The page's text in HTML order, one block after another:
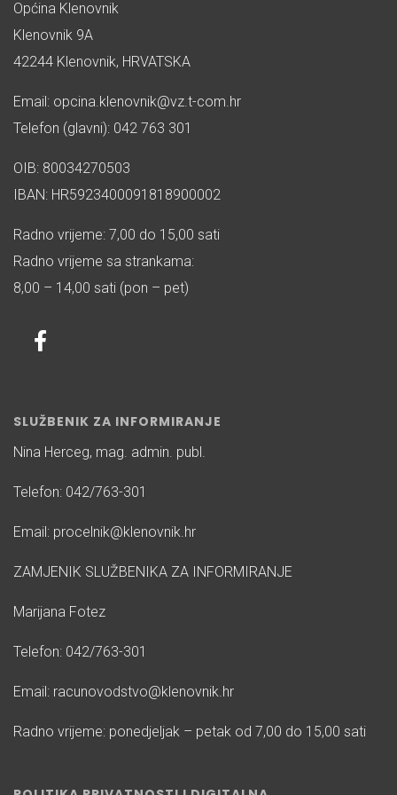
Općina Klenovnik
Klenovnik 9A
42244 Klenovnik, HRVATSKA
Email: opcina.klenovnik@vz.t-com.hr
Telefon (glavni): 042 763 301
OIB: 80034270503
IBAN: HR5923400091818900002
Radno vrijeme: 7,00 do 15,00 sati
Radno vrijeme sa strankama:
8,00 – 14,00 sati (pon – pet)
SLUŽBENIK ZA INFORMIRANJE
Nina Herceg, mag. admin. publ.
Telefon: 042/763-301
Email: procelnik@klenovnik.hr
ZAMJENIK SLUŽBENIKA ZA INFORMIRANJE
Marijana Fotez
Telefon: 042/763-301
Email: racunovodstvo@klenovnik.hr
Radno vrijeme: ponedjeljak – petak od 7,00 do 15,00 sati